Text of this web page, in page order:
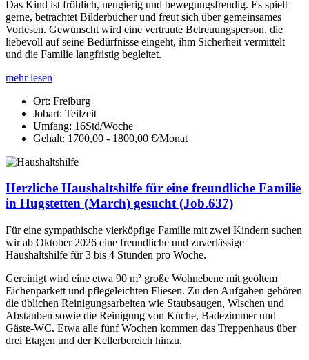
Das Kind ist fröhlich, neugierig und bewegungsfreudig. Es spielt
gerne, betrachtet Bilderbücher und freut sich über gemeinsames
Vorlesen. Gewünscht wird eine vertraute Betreuungsperson, die
liebevoll auf seine Bedürfnisse eingeht, ihm Sicherheit vermittelt
und die Familie langfristig begleitet.
mehr lesen
Ort: Freiburg
Jobart: Teilzeit
Umfang: 16Std/Woche
Gehalt: 1700,00 - 1800,00 €/Monat
Herzliche Haushaltshilfe für eine freundliche Familie
in Hugstetten (March) gesucht (Job.637)
Für eine sympathische vierköpfige Familie mit zwei Kindern suchen
wir ab Oktober 2026 eine freundliche und zuverlässige
Haushaltshilfe für 3 bis 4 Stunden pro Woche.
Gereinigt wird eine etwa 90 m² große Wohnebene mit geöltem
Eichenparkett und pflegeleichten Fliesen. Zu den Aufgaben gehören
die üblichen Reinigungsarbeiten wie Staubsaugen, Wischen und
Abstauben sowie die Reinigung von Küche, Badezimmer und
Gäste-WC. Etwa alle fünf Wochen kommen das Treppenhaus über
drei Etagen und der Kellerbereich hinzu.